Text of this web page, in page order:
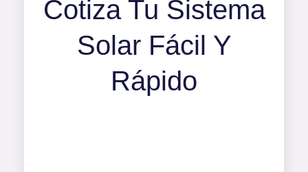
Cotiza Tu Sistema
Solar Fácil Y
Rápido